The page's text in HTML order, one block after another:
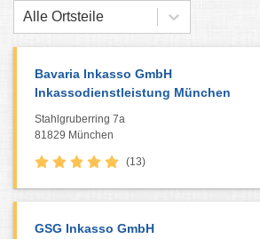
Alle Ortsteile
Bavaria Inkasso GmbH
Inkassodienstleistung München
Stahlgruberring 7a
81829 München
(13)
GSG Inkasso GmbH